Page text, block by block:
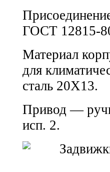
ГОСТ 12815-
Материал
для
сталь 20Х13.
Привод —
исп. 2.